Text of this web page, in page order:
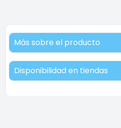
Más sobre el producto
Disponibilidad en tiendas